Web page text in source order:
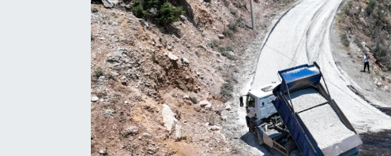
Haberler
KANALV Spor
Kültür Sanat
Magazin